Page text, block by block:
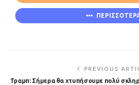
PREVIOUS
Τραμπ: Σήμερα θα χτυπήσουμε πολύ